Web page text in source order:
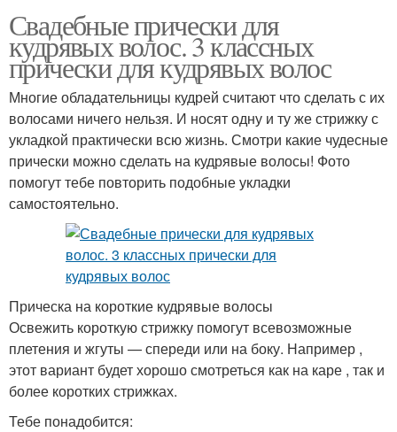
Свадебные прически для
кудрявых волос. 3 классных
прически для кудрявых волос
Многие обладательницы кудрей считают что сделать с их
волосами ничего нельзя. И носят одну и ту же стрижку с
укладкой практически всю жизнь. Смотри какие чудесные
прически можно сделать на кудрявые волосы! Фото
помогут тебе повторить подобные укладки
самостоятельно.
Прическа на короткие кудрявые волосы
Освежить короткую стрижку помогут всевозможные
плетения и жгуты — спереди или на боку. Например ,
этот вариант будет хорошо смотреться как на каре , так и
более коротких стрижках.
Тебе понадобится: